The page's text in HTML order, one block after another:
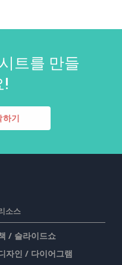
트를 만들
!
하기
소스
/ 슬라이드쇼
자인 / 다이어그램